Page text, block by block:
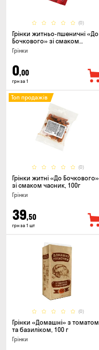
(0)
Грінки житньо-пшеничні «До
Бочкового» зі смаком
телятини та аджики, 75г
Грінки
0,00
грн за 1
(0)
Топ продажів
Грінки житні «До Бочкового»
зі смаком часник, 100г
Грінки
39,50
грн за 1 шт
(0)
Грінки «Домашні» з томатом
та базиліком, 100 г
Грінки